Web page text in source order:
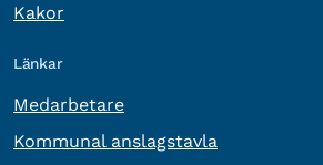
Kakor
Länkar
Medarbetare
Kommunal anslagstavla